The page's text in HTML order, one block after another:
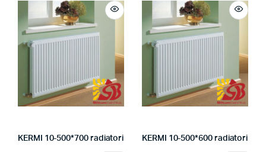
KERMI 10-500*700 radiatori KERMI 10-500*600 radiatori